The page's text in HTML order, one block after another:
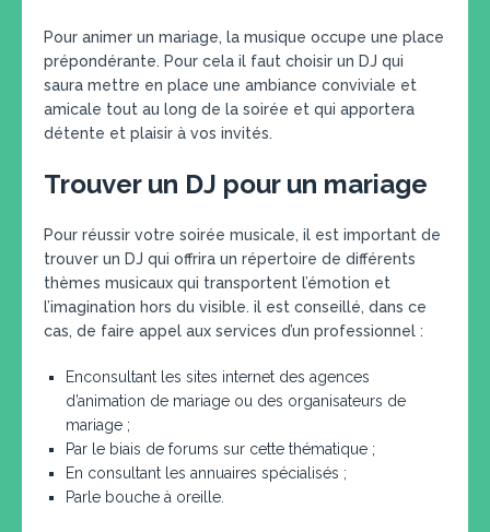
Pour animer un mariage, la musique occupe une place
prépondérante. Pour cela il faut choisir un DJ qui
saura mettre en place une ambiance conviviale et
amicale tout au long de la soirée et qui apportera
détente et plaisir à vos invités.
Trouver un DJ pour un mariage
Pour réussir votre soirée musicale, il est important de
trouver un DJ qui offrira un répertoire de différents
thèmes musicaux qui transportent l’émotion et
l’imagination hors du visible. il est conseillé, dans ce
cas, de faire appel aux services d’un professionnel :
Enconsultant les sites internet des agences
d’animation de mariage ou des organisateurs de
mariage ;
Par le biais de forums sur cette thématique ;
En consultant les annuaires spécialisés ;
Parle bouche à oreille.